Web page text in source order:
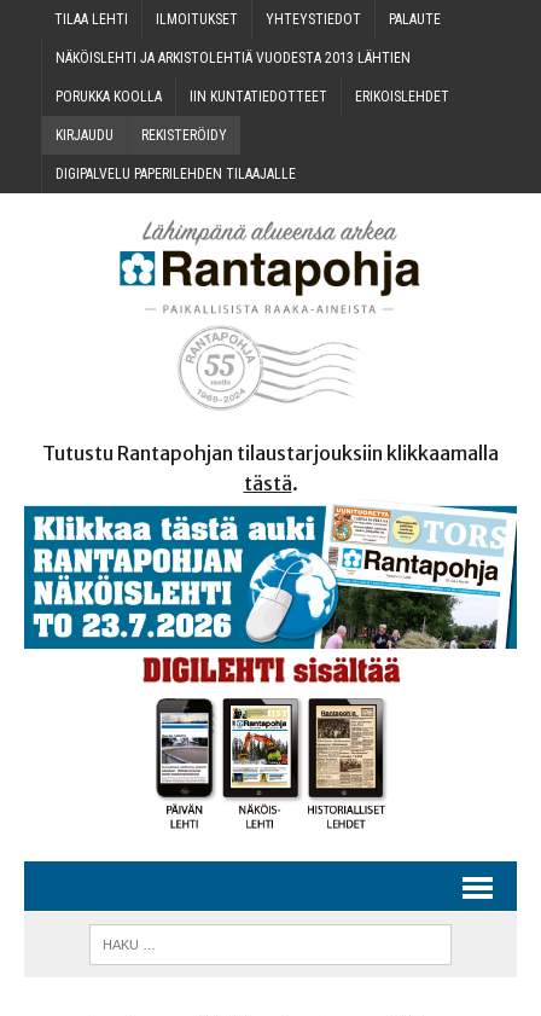
TILAA LEH­TI ILMOI­TUK­SET YHTEYS­TIE­DOT PALAU­TE
NÄKÖIS­LEH­TI JA ARKIS­TO­LEH­TIÄ VUO­DES­TA 2013 LÄHTIEN
PORUK­KA KOOLLA IIN KUN­TA­TIE­DOT­TEET ERI­KOIS­LEH­DET
KIR­JAU­DU REKIS­TE­RÖI­DY
DIGI­PAL­VE­LU PAPE­RI­LEH­DEN TILAAJALLE
Tutustu Rantapohjan tilaustarjouksiin klikkaamalla
tästä.